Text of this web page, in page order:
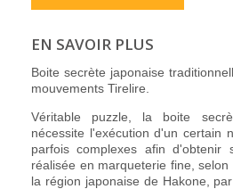
EN SAVOIR PLUS
Boite secrète japonaise
mouvements Tirelire.
Véritable puzzle, la boite
nécessite l'exécution d'un certain
parfois complexes afin d'obtenir
réalisée en marqueterie fine,
la région japonaise de Hakone,